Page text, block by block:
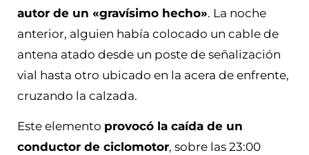
autor de un «gravísimo hecho». La noche
anterior, alguien había colocado un cable de
antena atado desde un poste de señalización
vial hasta otro ubicado en la acera de enfrente,
cruzando la calzada.
Este elemento provocó la caída de un
conductor de ciclomotor, sobre las 23:00